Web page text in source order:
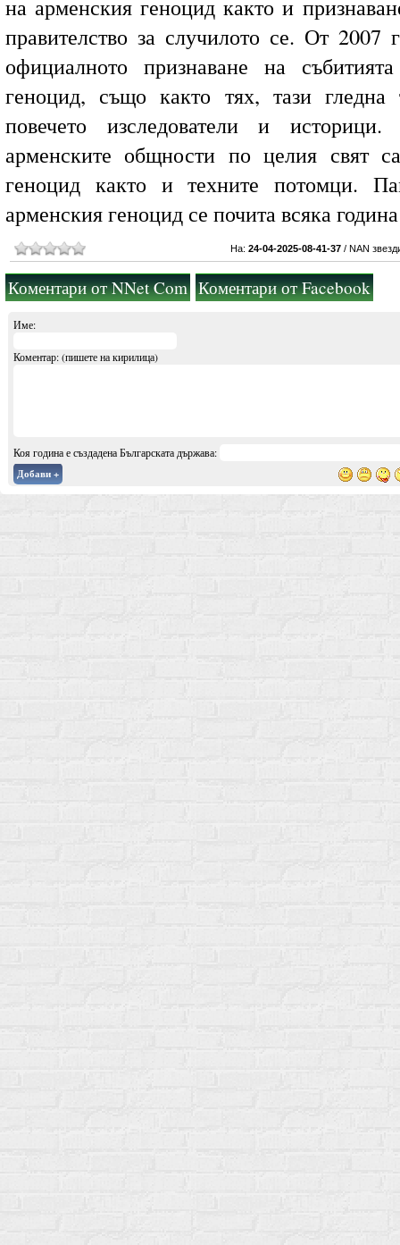
на арменския геноцид както и
правителство за случилото се. От 2007
официалното признаване на
геноцид, също както тях, тази
повечето изследователи и
арменските общности по целия свят
геноцид както и техните потомци.
арменския геноцид се почита всяка
На: 24-04-2025-08-41-37 / NAN
Коментари от NNet Com Коментари от Facebook
Име:
Коментар: (пишете на кирилица)
Коя година е създадена Българската държава:
Добави +